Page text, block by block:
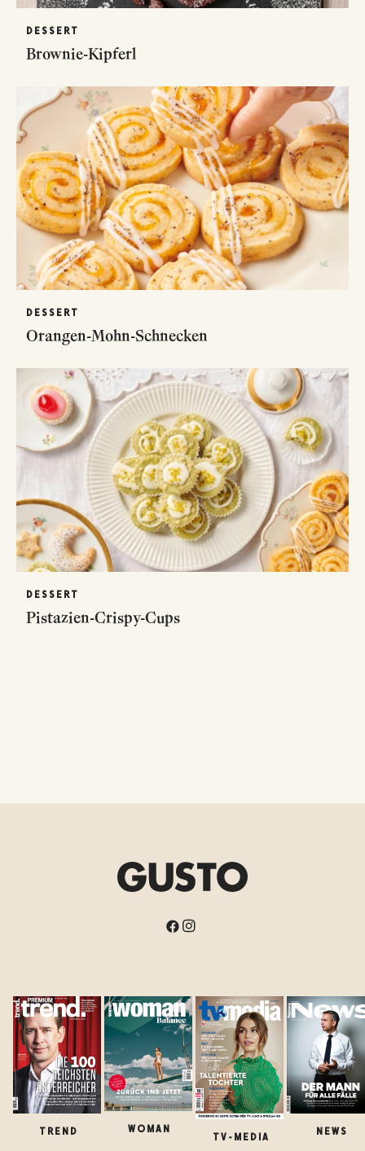
DESSERT
Brownie-Kipferl
DESSERT
Orangen-Mohn-Schnecken
DESSERT
Pistazien-Crispy-Cups
TREND WOMAN
TV-MEDIA
NEWS